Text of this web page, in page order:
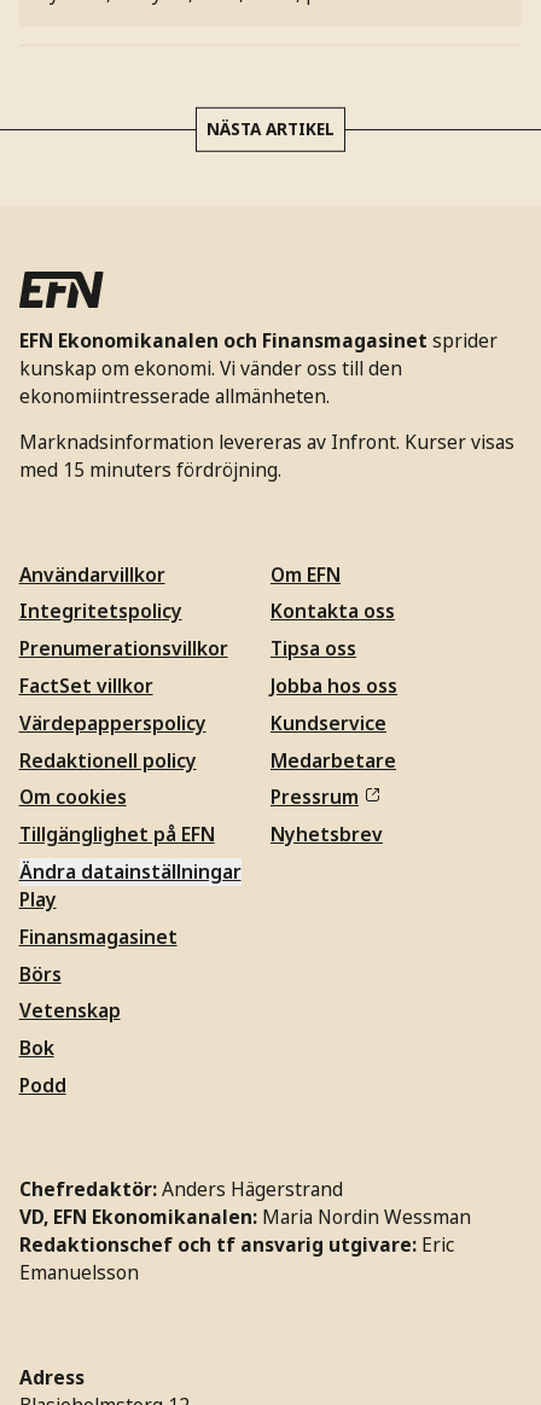
NÄSTA ARTIKEL
EFN Ekonomikanalen och Finansmagasinet sprider
kunskap om ekonomi. Vi vänder oss till den
ekonomiintresserade allmänheten.
Marknadsinformation levereras av Infront. Kurser visas
med 15 minuters fördröjning.
Användarvillkor
Integritetspolicy
Prenumerationsvillkor
FactSet villkor
Värdepapperspolicy
Redaktionell policy
Om cookies
Tillgänglighet på EFN
Ändra datainställningar
Om EFN
Kontakta oss
Tipsa oss
Jobba hos oss
Kundservice
Medarbetare
Pressrum
Nyhetsbrev
Play
Finansmagasinet
Börs
Vetenskap
Bok
Podd
Chefredaktör:Anders Hägerstrand
VD, EFN Ekonomikanalen: Maria Nordin Wessman
Redaktionschef och tf ansvarig utgivare: Eric
Emanuelsson
Adress